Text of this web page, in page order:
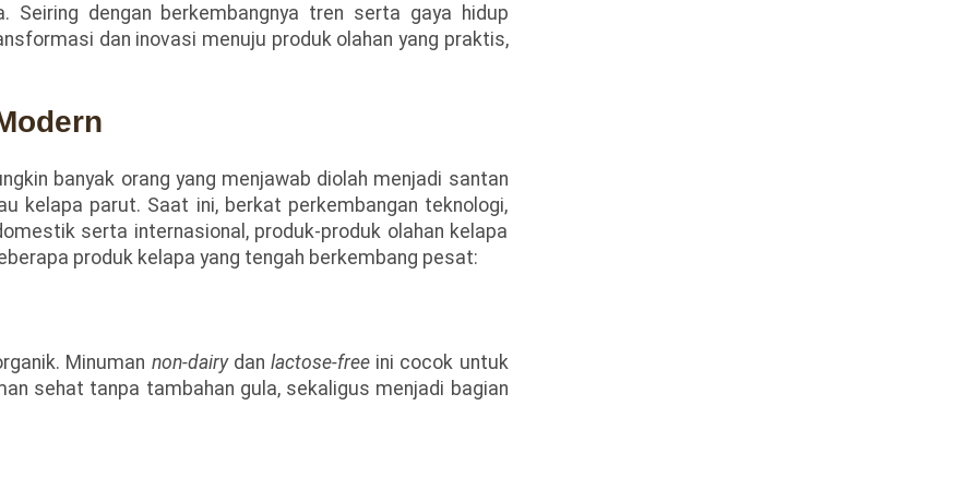
dengan berkembangnya tren serta gaya hidup
dan inovasi menuju produk olahan yang praktis,
banyak orang yang menjawab diolah menjadi santan
kelapa parut. Saat ini, berkat perkembangan teknologi,
serta internasional, produk-produk olahan kelapa
produk kelapa yang tengah berkembang pesat:
Minuman non-dairydan lactose-freeini cocok untuk
sehat tanpa tambahan gula, sekaligus menjadi bagian